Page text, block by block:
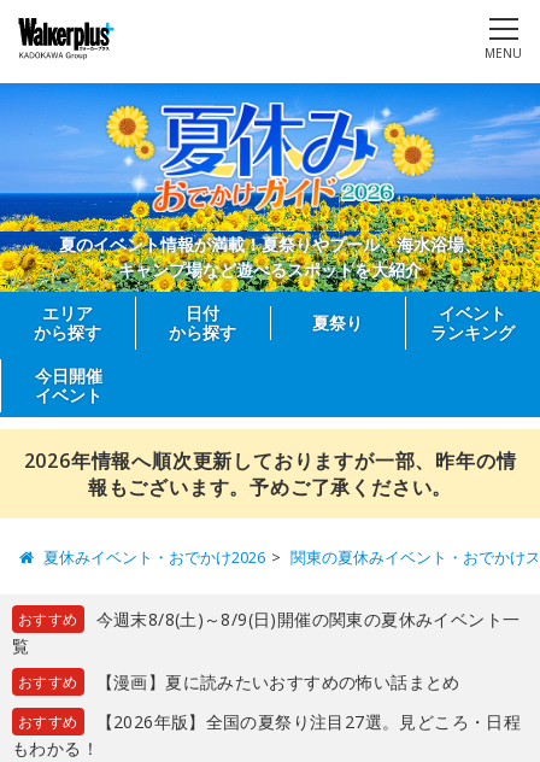
MENU
夏のイベント情報が満載！夏祭りやプール、海水浴場、
キャンプ場など遊べるスポットを大紹介
エリア
から探す
日付
から探す
夏祭り
イベント
ランキング
今日開催
イベント
2026年情報へ順次更新しておりますが一部、昨年の情
報もございます。予めご了承ください。
夏休みイベント・おでかけ2026 関東の夏休みイベント・おでかけ
おすすめ
今週末8/8(土)～8/9(日)開催の関東の夏休みイベント一
覧
おすすめ 【漫画】夏に読みたいおすすめの怖い話まとめ
おすすめ
【2026年版】全国の夏祭り注目27選。見どころ・日程
もわかる！